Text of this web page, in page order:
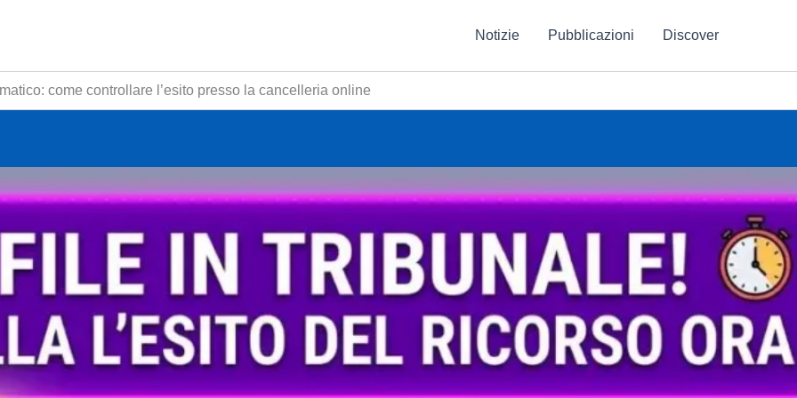
Notizie Pubblicazioni Discover
come controllare l’esito presso la cancelleria online